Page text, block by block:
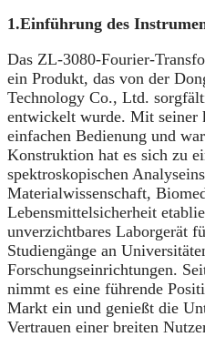
1.Einführung des
Das ZL-3080-Fourier-
ein Produkt, das von der
Technology Co., Ltd.
entwickelt wurde. Mit seiner
einfachen Bedienung und
Konstruktion hat es sich zu
spektroskopischen
Materialwissenschaft,
Lebensmittelsicherheit
unverzichtbares Laborgerät
Studiengänge an
Forschungseinrichtungen.
nimmt es eine führende
Markt ein und genießt die
Vertrauen einer breiten